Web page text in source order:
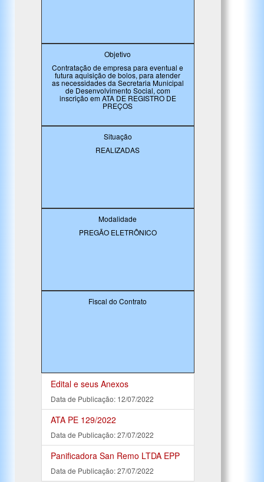
Objetivo
Contratação de empresa para eventual e
futura aquisição de bolos, para atender
as necessidades da Secretaria Municipal
de Desenvolvimento Social, com
inscrição em ATA DE REGISTRO DE
PREÇOS
Situação
REALIZADAS
Modalidade
PREGÃO ELETRÔNICO
Fiscal do Contrato
Edital e seus Anexos
Data de Publicação: 12/07/2022
ATA PE 129/2022
Data de Publicação: 27/07/2022
Panificadora San Remo LTDA EPP
Data de Publicação: 27/07/2022